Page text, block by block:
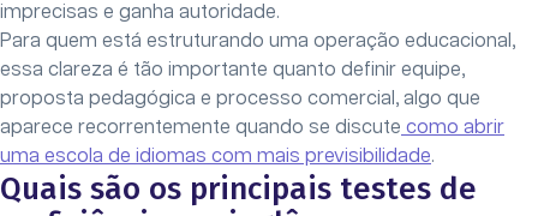
imprecisas e ganha autoridade.
Para quem está estruturando uma operação educacional,
essa clareza é tão importante quanto definir equipe,
proposta pedagógica e processo comercial, algo que
aparece recorrentemente quando se discute como abrir
uma escola de idiomas com mais previsibilidade.
Quais são os principais testes de